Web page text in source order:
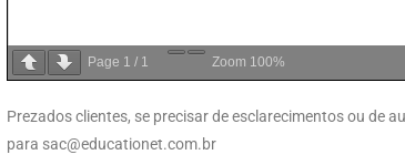
Page 1 / 1 Zoom 100%
Prezados clientes, se precisar de esclarecimentos ou de
para sac@educationet.com.br